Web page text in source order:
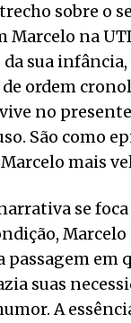
sobre o
na
sua
ordem
no
São como
mais
se
passagem em
suas
A